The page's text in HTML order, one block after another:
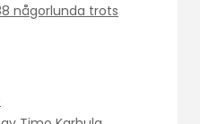
någorlunda trots